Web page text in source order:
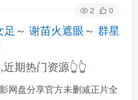
2 0
足 ～ 谢苗火遮眼～ 群星
期热门资源👆👆
网盘分享官方未删减正片全